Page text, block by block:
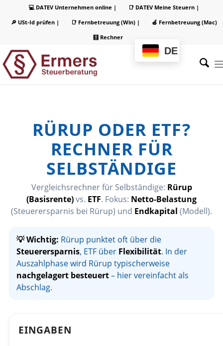
💻 DATEV Unternehmen online |
📑 DATEV Meine Steuern |
🔎 USt-Id prüfen |
📑 Fernbetreuung (Win) |
🍏 Fernbetreuung (Mac)
🧮 Rechner
DE
RÜRUP ODER ETF?
RECHNER FÜR
SELBSTÄNDIGE
Vergleichsrechner für Selbständige: Rürup
(Basisrente)vs. ETF. Fokus: Netto-Belastung
(Steuerersparnis bei Rürup) und Endkapital (Modell).
💡 Wichtig: Rürup punktet oft über die
Steuerersparnis, ETF über Flexibilität. In der
Auszahlphase wird Rürup typischerweise
nachgelagert besteuert– hier vereinfacht als
Abschlag.
EINGABEN